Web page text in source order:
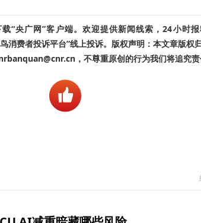
“央广网”客户端。欢迎提供新闻线索，24小时
消费者投诉平台”线上投诉。版权声明：本文章版权
，不尊重原创的行为我们将追究责